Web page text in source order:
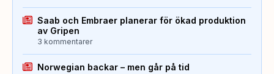
Saab och Embraer planerar för ökad produktion
av Gripen
3 kommentarer
Norwegian backar – men går på tid